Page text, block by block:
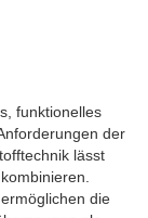
funktionelles
der
lässt
die